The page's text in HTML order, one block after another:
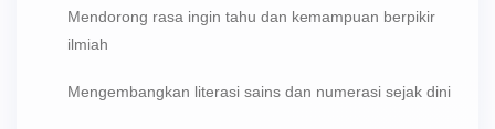
Mendorong rasa ingin tahu dan kemampuan berpikir
ilmiah
Mengembangkan literasi sains dan numerasi sejak dini